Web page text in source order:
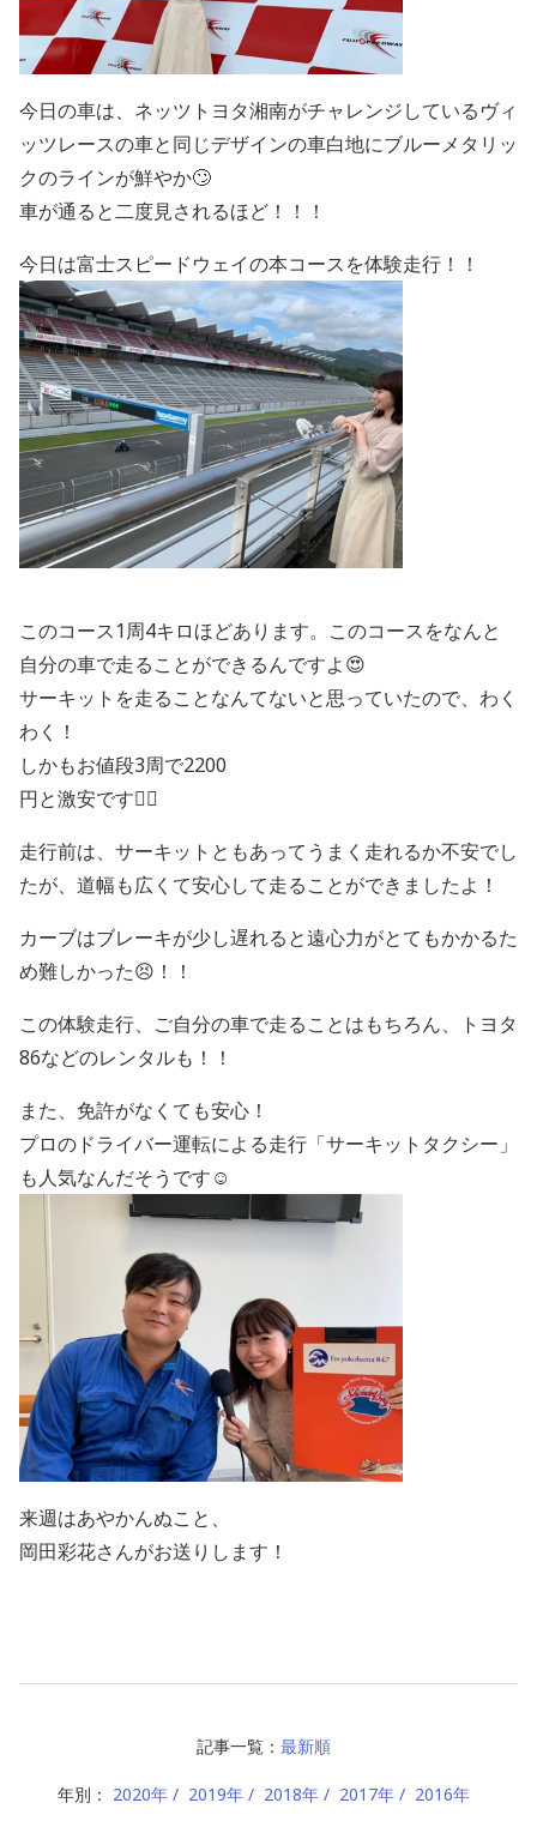
今日の車は、ネッツトヨタ湘南がチャレンジしているヴィ
ッツレースの車と同じデザインの車白地にブルーメタリッ
クのラインが鮮やか🙄
車が通ると二度見されるほど！！！
今日は富士スピードウェイの本コースを体験走行！！
このコース1周4キロほどあります。このコースをなんと
自分の車で走ることができるんですよ😍
サーキットを走ることなんてないと思っていたので、わく
わく！
しかもお値段3周で2200
円と激安です🙆‍♀
走行前は、サーキットともあってうまく走れるか不安でし
たが、道幅も広くて安心して走ることができましたよ！
カーブはブレーキが少し遅れると遠心力がとてもかかるた
め難しかった😣！！
この体験走行、ご自分の車で走ることはもちろん、トヨタ
86などのレンタルも！！
また、免許がなくても安心！
プロのドライバー運転による走行「サーキットタクシー」
も人気なんだそうです☺️
来週はあやかんぬこと、
岡田彩花さんがお送りします！
記事一覧： 最新順
年別： 2020年 2019年 2018年 2017年 2016年